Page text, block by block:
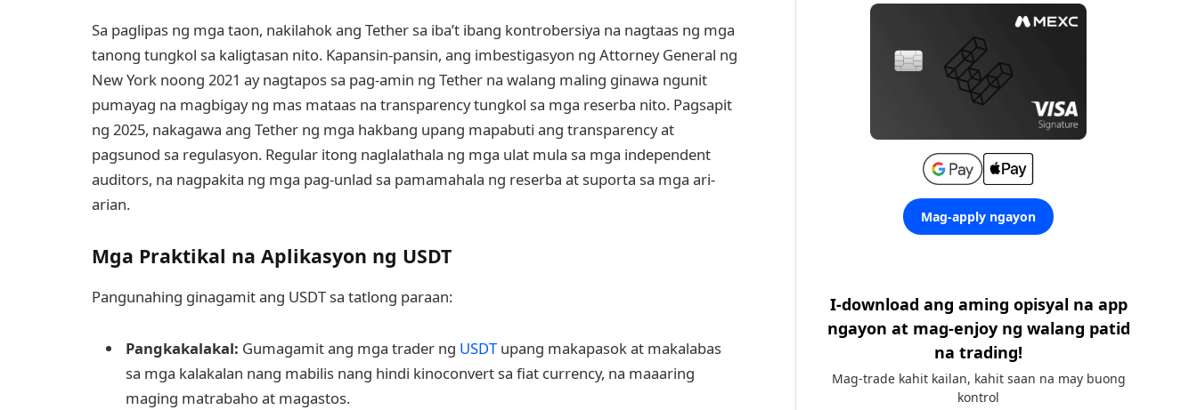
Sa paglipas ng mga taon, nakilahok ang Tether sa iba’t ibang kontrobersiya na nagtaas ng mga
tanong tungkol sa kaligtasan nito. Kapansin-pansin, ang imbestigasyon ng Attorney General ng
New York noong 2021 ay nagtapos sa pag-amin ng Tether na walang maling ginawa ngunit
pumayag na magbigay ng mas mataas na transparency tungkol sa mga reserba nito. Pagsapit
ng 2025, nakagawa ang Tether ng mga hakbang upang mapabuti ang transparency at
pagsunod sa regulasyon. Regular itong naglalathala ng mga ulat mula sa mga independent
auditors, na nagpakita ng mga pag-unlad sa pamamahala ng reserba at suporta sa mga ari-
arian.
Mga Praktikal na Aplikasyon ng USDT
Pangunahing ginagamit ang USDT sa tatlong paraan:
Pangkakalakal: Gumagamit ang mga trader ng USDT upang makapasok at makalabas
sa mga kalakalan nang mabilis nang hindi kinoconvert sa fiat currency, na maaaring
maging matrabaho at magastos.
Mag-apply ngayon
I-download ang aming opisyal na app
ngayon at mag-enjoy ng walang patid
na trading!
Mag-trade kahit kailan, kahit saan na may buong
kontrol